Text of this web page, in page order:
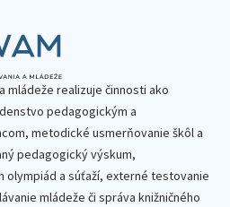
mládeže realizuje činnosti ako
pedagogickým a
metodické usmerňovanie škôl a
pedagogický výskum,
a súťaží, externé testovanie
mládeže či správa knižničného